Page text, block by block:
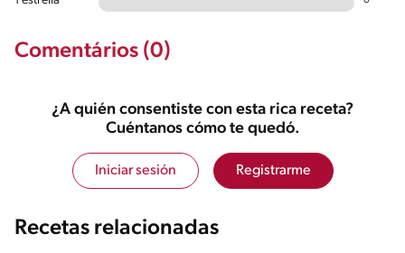
Comentários (0)
¿A quién consentiste con esta rica receta?
Cuéntanos cómo te quedó.
Iniciar sesión Registrarme
Recetas relacionadas